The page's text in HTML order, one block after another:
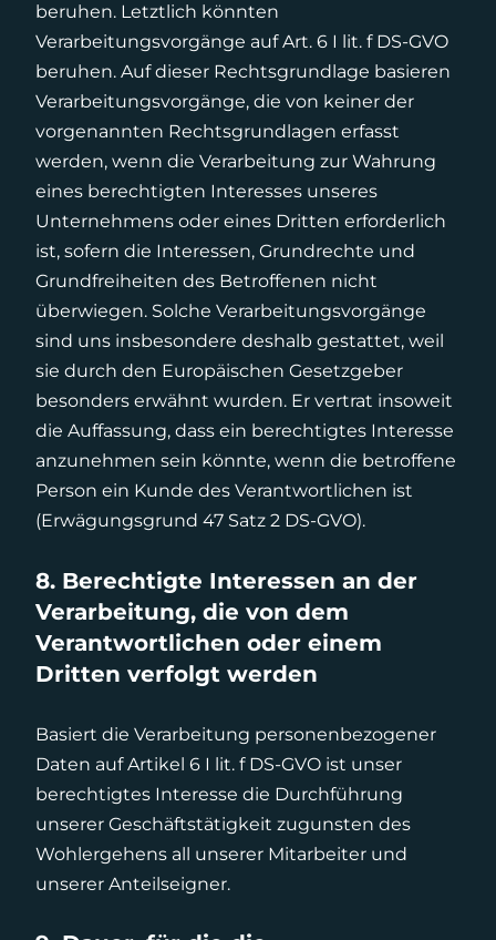
beruhen. Letztlich könnten
Verarbeitungsvorgänge auf Art. 6 I lit. f DS-GVO
beruhen. Auf dieser Rechtsgrundlage basieren
Verarbeitungsvorgänge, die von keiner der
vorgenannten Rechtsgrundlagen erfasst
werden, wenn die Verarbeitung zur Wahrung
eines berechtigten Interesses unseres
Unternehmens oder eines Dritten erforderlich
ist, sofern die Interessen, Grundrechte und
Grundfreiheiten des Betroffenen nicht
überwiegen. Solche Verarbeitungsvorgänge
sind uns insbesondere deshalb gestattet, weil
sie durch den Europäischen Gesetzgeber
besonders erwähnt wurden. Er vertrat insoweit
die Auffassung, dass ein berechtigtes Interesse
anzunehmen sein könnte, wenn die betroffene
Person ein Kunde des Verantwortlichen ist
(Erwägungsgrund 47 Satz 2 DS-GVO).
8. Berechtigte Interessen an der
Verarbeitung, die von dem
Verantwortlichen oder einem
Dritten verfolgt werden
Basiert die Verarbeitung personenbezogener
Daten auf Artikel 6 I lit. f DS-GVO ist unser
berechtigtes Interesse die Durchführung
unserer Geschäftstätigkeit zugunsten des
Wohlergehens all unserer Mitarbeiter und
unserer Anteilseigner.